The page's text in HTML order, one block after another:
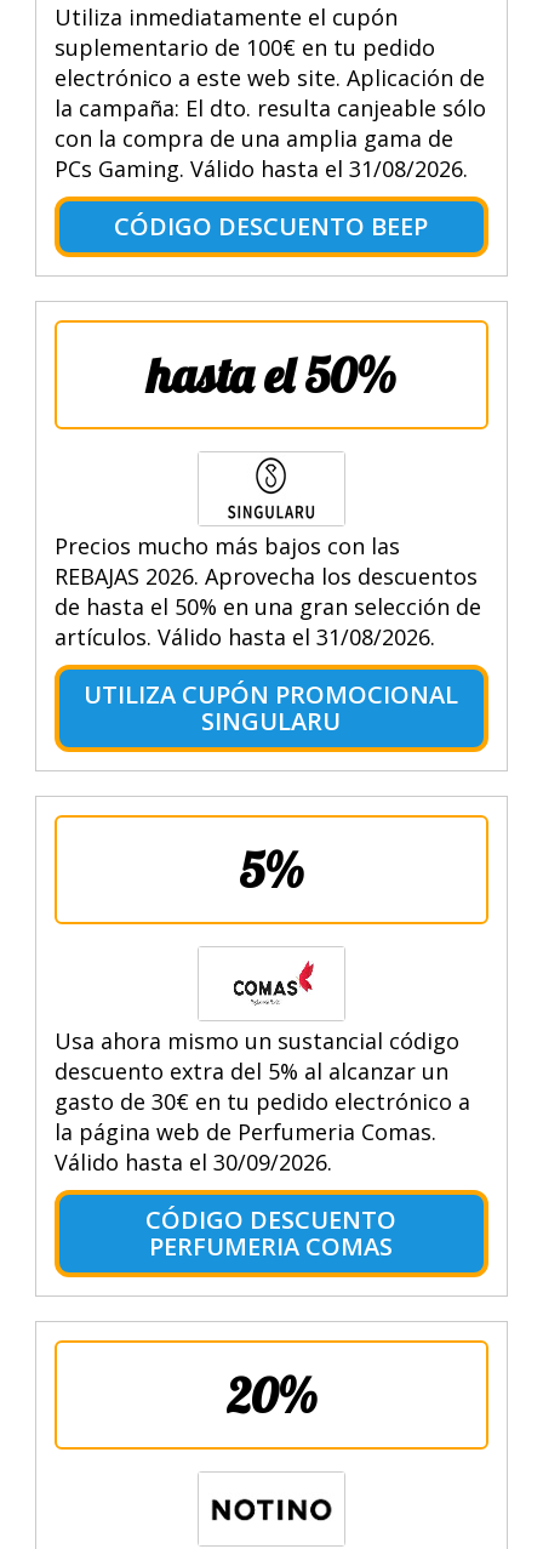
Utiliza inmediatamente el cupón
suplementario de 100€ en tu pedido
electrónico a este web site. Aplicación de
la campaña: El dto. resulta canjeable sólo
con la compra de una amplia gama de
PCs Gaming. Válido hasta el 31/08/2026.
CÓDIGO DESCUENTO BEEP
hasta el 50%
Precios mucho más bajos con las
REBAJAS 2026. Aprovecha los descuentos
de hasta el 50% en una gran selección de
artículos. Válido hasta el 31/08/2026.
UTILIZA CUPÓN PROMOCIONAL
SINGULARU
5%
Usa ahora mismo un sustancial código
descuento extra del 5% al alcanzar un
gasto de 30€ en tu pedido electrónico a
la página web de Perfumeria Comas.
Válido hasta el 30/09/2026.
CÓDIGO DESCUENTO
PERFUMERIA COMAS
20%